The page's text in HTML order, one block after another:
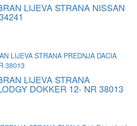
LIJEVA STRANA NISSAN
LIJEVA STRANA
DOKKER 12- NR 38013